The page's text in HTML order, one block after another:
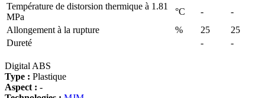
Température de distorsion thermique à 1.81
MPa
°C -
-
Allongement à la rupture
% 25
25
Dureté
- -
Digital ABS
Type : Plastique
Aspect : -